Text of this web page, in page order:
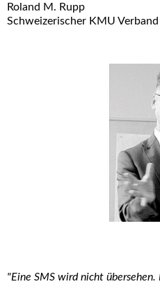
Roland M. Rupp
Schweizerischer KMU Verband
"Eine SMS wird nicht